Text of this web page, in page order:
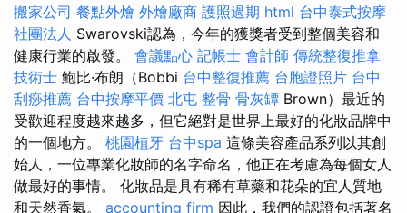
搬家公司 餐點外燴 外燴廠商 護照過期 html 台中泰式按摩
社團法人 Swarovski認為，今年的獲獎者受到整個美容和
健康行業的啟發。 會議點心 記帳士 會計師 傳統整復推拿
技術士 鮑比·布朗（Bobbi 台中整復推薦 台胞證照片 台中
刮痧推薦 台中按摩平價 北屯 整骨 骨灰罈 Brown）最近的
受歡迎程度越來越多，但它絕對是世界上最好的化妝品牌中
的一個地方。 桃園植牙 台中spa 這條美容產品系列以其創
始人，一位專業化妝師的名字命名，他正在考慮為每個女人
做最好的事情。 化妝品是具有稀有草藥和花朵的宜人質地
和天然香氣。 accounting firm 因此，我們的認證包括著名